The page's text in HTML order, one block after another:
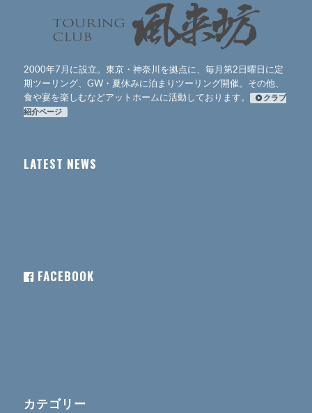
2000年7月に設立。東京・神奈川を拠点に、毎月第2日曜日に定
期ツーリング、GW・夏休みに泊まりツーリング開催。その他、
食や宴を楽しむなどアットホームに活動しております。
クラブ
紹介ページ
LATEST NEWS
FACEBOOK
カテゴリー